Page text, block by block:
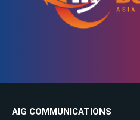
AIG COMMUNICATIONS